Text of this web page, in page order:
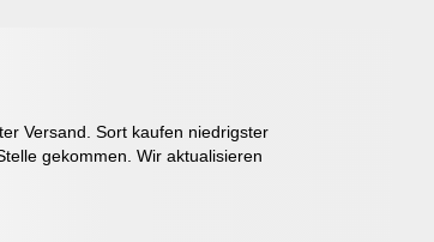
Versand. Sort kaufen niedrigster
gekommen. Wir aktualisieren